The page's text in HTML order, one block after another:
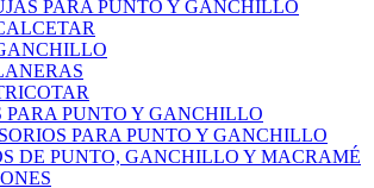
PARA PUNTO Y GANCHILLO
PARA PUNTO Y GANCHILLO
PARA PUNTO Y GANCHILLO
DE PUNTO, GANCHILLO Y MACRAMÉ